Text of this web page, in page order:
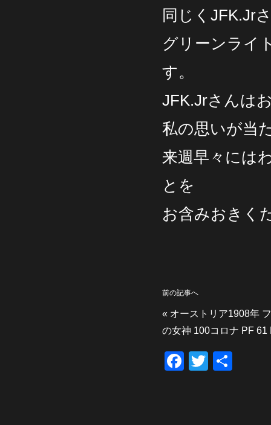
同じくJFK.Jr
グリーンライ
す。
JFK.Jrさんは
私の思いが当
来週早々には
とを
お含みおきく
前の記事へ
« オーストリア1908年
の女神 100コロナ PF 61
F
T